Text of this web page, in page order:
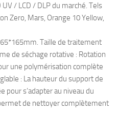
/ LCD / DLP du marché. Tels
Zero, Mars, Orange 10 Yellow,
Taille de traitement
de séchage rotative : Rotation
une polymérisation complète
: La hauteur du support de
pour s’adapter au niveau du
de nettoyer complètement